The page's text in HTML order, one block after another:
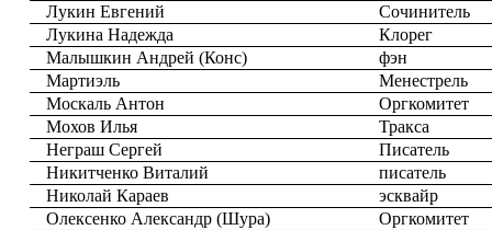
Лукин Евгений
Сочинитель
Лукина Надежда
Клорег
Малышкин Андрей (Конс)
фэн
Мартиэль
Менестрель
Москаль Антон
Оргкомитет
Мохов Илья
Тракса
Неграш Сергей
Писатель
Никитченко Виталий
писатель
Николай Караев
эсквайр
Олексенко Александр (Шура)
Оргкомитет